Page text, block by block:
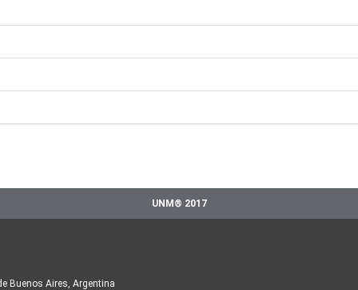
UNM® 2017
Buenos Aires, Argentina